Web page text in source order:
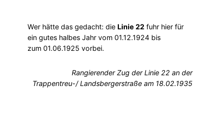
Wer hätte das gedacht: die Linie 22 fuhr hier für
ein gutes halbes Jahr vom 01.12.1924 bis
zum 01.06.1925 vorbei.
Rangierender Zug der Linie 22 an der
Trappentreu-/ Landsbergerstraße am 18.02.1935